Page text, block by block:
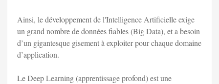
Ainsi, le développement de l'Intelligence Artificielle exige
un grand nombre de données fiables (Big Data), et a besoin
d’un gigantesque gisement à exploiter pour chaque domaine
d’application.
Le Deep Learning (apprentissage profond) est une